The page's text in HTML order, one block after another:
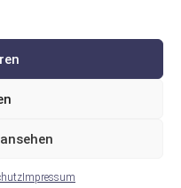
Impressum